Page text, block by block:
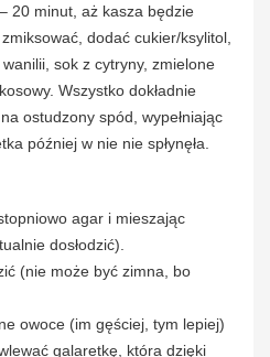
20 minut, aż kasza będzie
dodać cukier/ksylitol,
sok z cytryny, zmielone
Wszystko dokładnie
ostudzony spód, wypełniając
później w nie nie spłynęła.
agar i mieszając
dosłodzić).
(nie może być zimna, bo
owoce (im gęściej, tym lepiej)
galaretkę, która dzięki